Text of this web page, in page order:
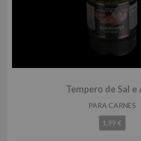
Tempero de Sal e
PARA CARNES
1,99 €